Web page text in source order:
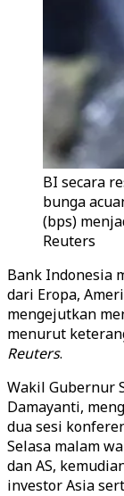
BI secara
bunga
(bps)
Reuters
Bank Indonesia
dari Eropa,
mengejutkan
menurut
Reuters.
Wakil Gubernur
Damayanti,
dua sesi
Selasa malam
dan AS,
investor Asia